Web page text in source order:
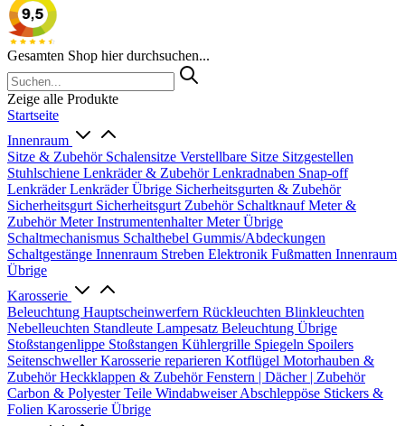
Gesamten Shop hier durchsuchen...
Zeige alle Produkte
Startseite
Innenraum
Sitze & Zubehör Schalensitze Verstellbare Sitze Sitzgestellen
Stuhlschiene Lenkräder & ZubehörLenkradnaben Snap-off
LenkräderLenkräder Übrige Sicherheitsgurten & Zubehör
Sicherheitsgurt Sicherheitsgurt Zubehör SchaltknaufMeter &
ZubehörMeterInstrumentenhalterMeter Übrige
Schaltmechanismus Schalthebel Gummis/Abdeckungen
Schaltgestänge Innenraum Streben Elektronik Fußmatten Innenraum
Übrige
Karosserie
Beleuchtung Hauptscheinwerfern Rückleuchten Blinkleuchten
Nebelleuchten Standleute Lampesatz Beleuchtung Übrige
Stoßstangenlippe Stoßstangen Kühlergrille Spiegeln Spoilers
SeitenschwellerKarosserie reparieren Kotflügel Motorhauben &
ZubehörHeckklappen & ZubehörFenstern | Dächer | Zubehör
Carbon & Polyester Teile WindabweiserAbschleppöse Stickers &
Folien Karosserie Übrige